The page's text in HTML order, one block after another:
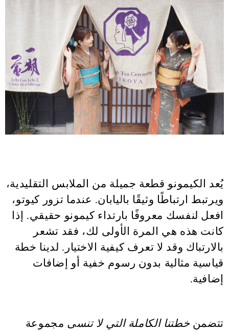
يُعد الكيمونو قطعة جميلة من الملابس التقليدية،
ويرتبط ارتباطًا وثيقًا باليابان. عندما تزور كيوتو،
افعل لنفسك معروفًا بارتداء كيمونو حقيقي. إذا
كانت هذه هي المرة الأولى لك، فقد تشعر
بالارتباك وقد لا تعرف كيفية الاختيار. لدينا خطة
قياسية مثالية بدون رسوم خفية أو إضافات
إضافية.
تتضمنخطتنا الكاملة التي لا تنسى مجموعة